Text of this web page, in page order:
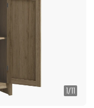
1/11